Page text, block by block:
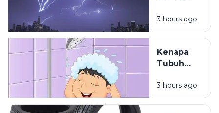
Lebih Dulu
daripada
3 hours ago
Kenapa
Tubuh
Ringan
Setelah
3 hours ago